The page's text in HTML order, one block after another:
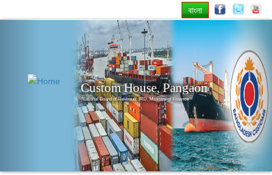
বাংলা
Custom House, Pangaon
National Board of Revenue, IRD, Ministry of Finance